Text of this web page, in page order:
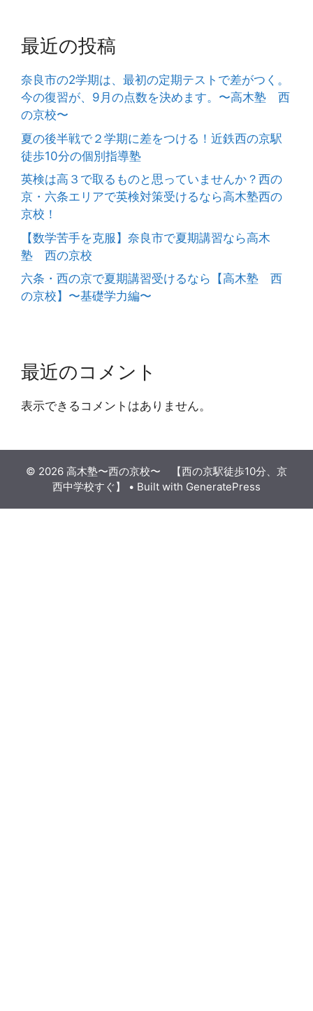
最近の投稿
奈良市の2学期は、最初の定期テストで差がつく。
今の復習が、9月の点数を決めます。〜高木塾 西
の京校〜
夏の後半戦で２学期に差をつける！近鉄西の京駅
徒歩10分の個別指導塾
英検は高３で取るものと思っていませんか？西の
京・六条エリアで英検対策受けるなら高木塾西の
京校！
【数学苦手を克服】奈良市で夏期講習なら高木
塾 西の京校
六条・西の京で夏期講習受けるなら【高木塾 西
の京校】〜基礎学力編〜
最近のコメント
表示できるコメントはありません。
© 2026 高木塾〜西の京校〜 【西の京駅徒歩10分、京
西中学校すぐ】
• Built with GeneratePress